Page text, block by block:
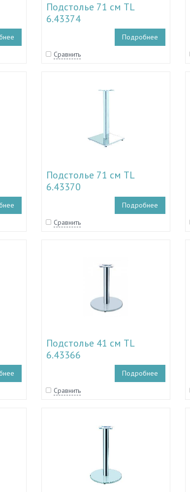
Подстолье 71 см TL
6.43374
Подробнее
Сравнить
Подстолье 71 см TL
6.43370
Подробнее
Сравнить
Подстолье 41 см TL
6.43366
Подробнее
Сравнить